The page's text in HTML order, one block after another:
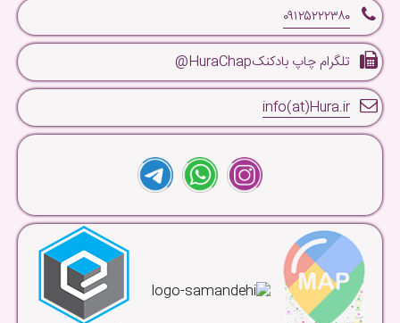
۰۹۱۲۵۲۲۲۳۸۰
تلگرام چاپ بادکنکHuraChap@
info(at)Hura.ir